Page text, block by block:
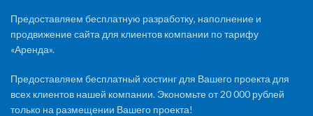
Предоставляем бесплатную разработку, наполнение и
продвижение сайта для клиентов компании по тарифу
«Аренда».
Предоставляем бесплатный хостинг для Вашего проекта для
всех клиентов нашей компании. Экономьте от 20 000 рублей
только на размещении Вашего проекта!